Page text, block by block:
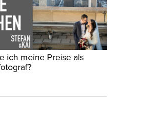
ich meine Preise als